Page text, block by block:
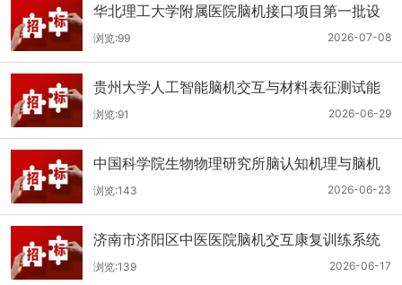
华北理工大学附属医院脑机接口项目第一批设
备项目(二次）公开招标公告
2026-07-08
浏览:99
贵州大学人工智能脑机交互与材料表征测试能
力提升项目公开招标公告
2026-06-29
浏览:91
中国科学院生物物理研究所脑认知机理与脑机
融合交叉研究平台基础科研能力建设项目公开
招标公告
2026-06-23
浏览:143
济南市济阳区中医医院脑机交互康复训练系统
项目公开招标公告
2026-06-17
浏览:139